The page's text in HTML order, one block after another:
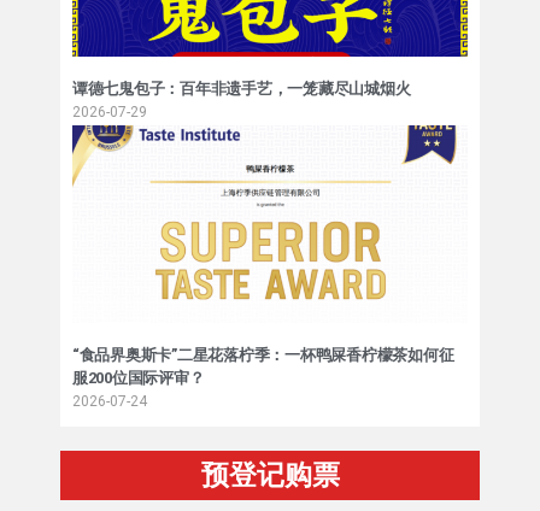
谭德七鬼包子：百年非遗手艺，一笼藏尽山城烟火
2026-07-29
“食品界奥斯卡”二星花落柠季：一杯鸭屎香柠檬茶如何征
服200位国际评审？
2026-07-24
预登记购票